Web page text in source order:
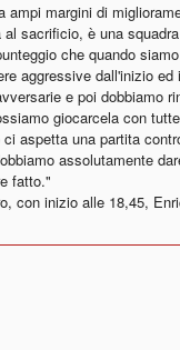
ampi margini di
al sacrificio, è una
che quando
aggressive dall'inizio
e poi dobbiamo
giocarcela con
aspetta una partita
assolutamente
fatto."
con inizio alle 18,45,